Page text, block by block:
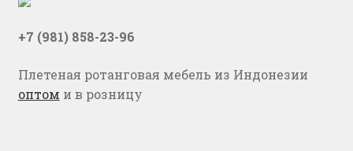
+7 (981) 858-23-96
Плетеная ротанговая мебель из Индонезии
оптом и в розницу